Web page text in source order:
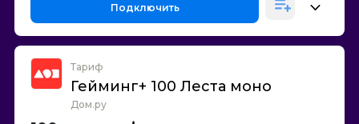
Подключить
Тариф
Гейминг+ 100 Леста моно
Дом.ру